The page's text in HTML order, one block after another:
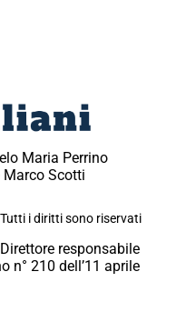
Maria Perrino
Marco Scotti
i diritti sono riservati
responsabile
n° 210 dell’11 aprile